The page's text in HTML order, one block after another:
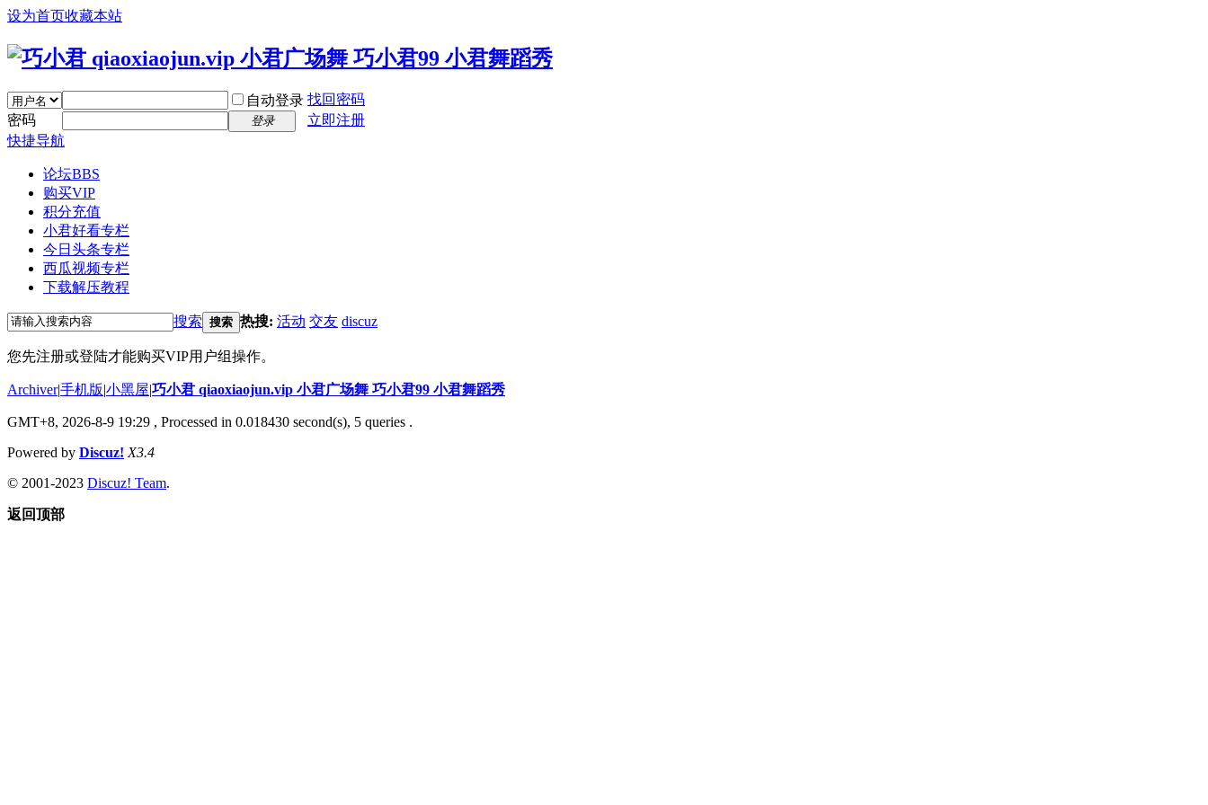
设为首页收藏本站
自动登录 找回密码
密码
登录
立即注册
快捷导航
论坛BBS
购买VIP
积分充值
小君好看专栏
今日头条专栏
西瓜视频专栏
下载解压教程
搜索 搜索 热搜: 活动 交友 discuz
您先注册或登陆才能购买VIP用户组操作。
Archiver|手机版|小黑屋|巧小君 qiaoxiaojun.vip 小君广场舞 巧小君99 小君舞蹈秀
GMT+8, 2026-8-9 19:29 , Processed in 0.018430 second(s), 5 queries .
Powered by Discuz! X3.4
© 2001-2023 Discuz! Team.
返回顶部